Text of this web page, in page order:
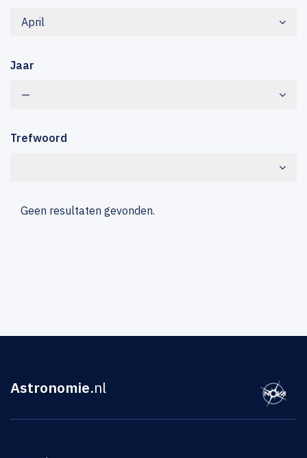
April
Jaar
—
Trefwoord
Geen resultaten gevonden.
Astronomie.nl